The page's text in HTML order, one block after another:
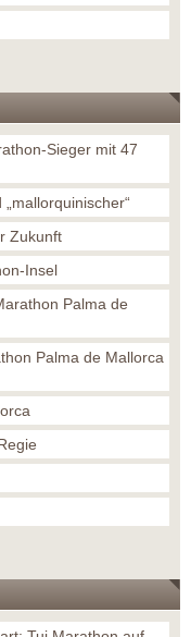
Sieger mit 47
Zukunft
Insel
Palma de
Palma de Mallorca